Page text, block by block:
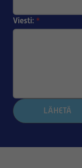
Viesti: *
LÄHETÄ